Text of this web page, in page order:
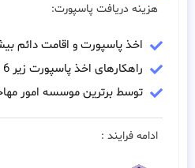
هزینه دریافت پاسپورت:
اخذ پاسپورت و اقامت دائم بیش از
راهکارهای اخذ پاسپورت زیر 6 ماه
توسط برترین موسسه امور
ادامه فرایند :